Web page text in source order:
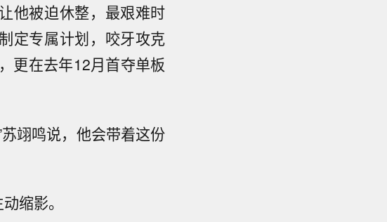
他被迫休整，最艰难时
定专属计划，咬牙攻克
更在去年12月首夺单板
翊鸣说，他会带着这份
缩影。